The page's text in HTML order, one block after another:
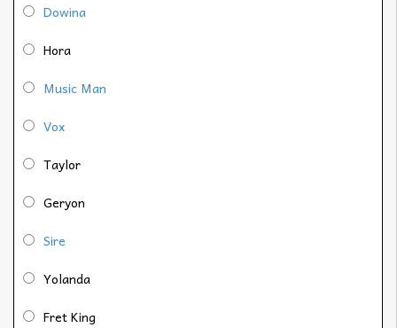
Dowina
Hora
Music Man
Vox
Taylor
Geryon
Sire
Yolanda
Fret King